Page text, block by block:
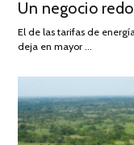
ON
Un negocio
El de las tarifas de
deja en mayor …